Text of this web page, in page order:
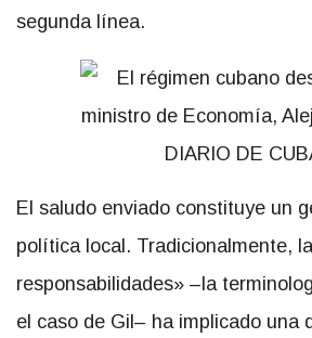
segunda línea.
El saludo enviado constituye un
política local. Tradicionalmente,
responsabilidades» –la
el caso de Gil– ha implicado una